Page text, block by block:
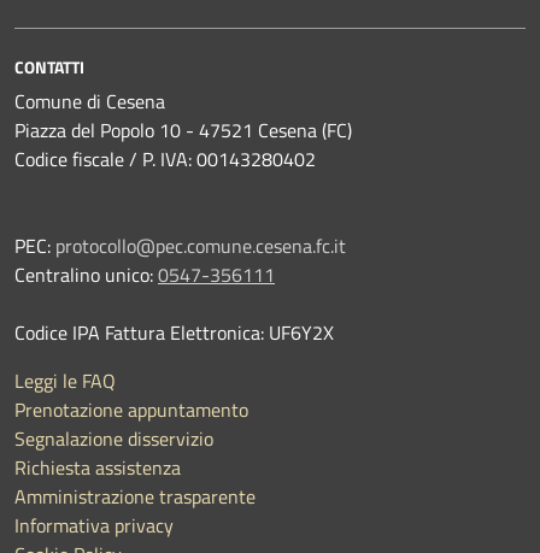
CONTATTI
Comune di Cesena
Piazza del Popolo 10 - 47521 Cesena (FC)
Codice fiscale / P. IVA: 00143280402
PEC: protocollo@pec.comune.cesena.fc.it
Centralino unico:0547-356111
Codice IPA Fattura Elettronica: UF6Y2X
Leggi le FAQ
Prenotazione appuntamento
Segnalazione disservizio
Richiesta assistenza
Amministrazione trasparente
Informativa privacy